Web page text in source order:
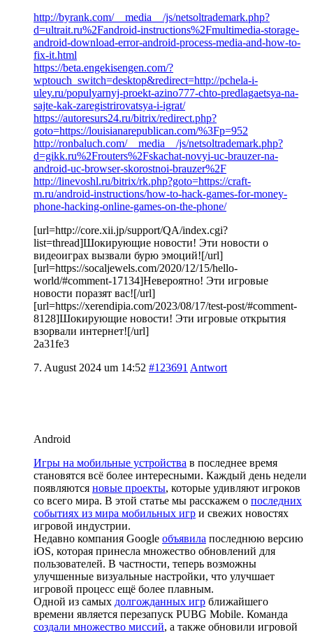
http://byrank.com/__media__/js/netsoltrademark.php?
d=ultrait.ru%2Fandroid-instructions%2Fmultimedia-storage-
android-download-error-android-process-media-and-how-to-
fix-it.html
https://beta.engekisengen.com/?
wptouch_switch=desktop&redirect=http://pchela-i-
uley.ru/populyarnyj-proekt-azino777-chto-predlagaetsya-na-
sajte-kak-zaregistrirovatsya-i-igrat/
https://autoresurs24.ru/bitrix/redirect.php?
goto=https://louisianarepublican.com/%3Fp=952
http://ronbaluch.com/__media__/js/netsoltrademark.php?
d=gikk.ru%2Frouters%2Fskachat-novyi-uc-brauzer-na-
android-uc-browser-skorostnoi-brauzer%2F
http://linevoshl.ru/bitrix/rk.php?goto=https://craft-
m.ru/android-instructions/how-to-hack-games-for-money-
phone-hacking-online-games-on-the-phone/
[url=http://core.xii.jp/support/QA/index.cgi?
list=thread]Шокирующие новости! Эти новости о
видеоиграх вызвали бурю эмоций![/url]
[url=https://socaljewels.com/2020/12/15/hello-
world/#comment-17134]Невероятно! Эти игровые
новости поразят вас![/url]
[url=https://xerendipia.com/2023/08/17/test-post/#comment-
8128]Шокирующие новости! Эти игровые открытия
взорвали интернет![/url]
2a31fe3
7. August 2024 um 14:52 #123691 Antwort
Android
Игры на мобильные устройства в последнее время
становятся всё более интересными. Каждый день недели
появляются новые проекты, которые удивляют игроков
со всего мира. В этой статье мы расскажем о последних
событиях из мира мобильных игр и свежих новостях
игровой индустрии.
Недавно компания Google объявила последнюю версию
iOS, которая принесла множество обновлений для
пользователей. В частности, теперь возможны
улучшенные визуальные настройки, что улучшает
игровой процесс ещё более плавным.
Одной из самых долгожданных игр ближайшего
времени является перезапуск PUBG Mobile. Команда
создали множество миссий, а также обновили игровой